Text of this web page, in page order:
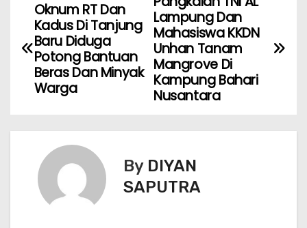
Lampung Dan
Mahasiswa KKDN
Unhan Tanam
Mangrove Di
Kampung Bahari
Nusantara
Oknum RT Dan
Kadus Di Tanjung
Baru Diduga
Potong Bantuan
Beras Dan Minyak
Warga
By DIYAN
SAPUTRA